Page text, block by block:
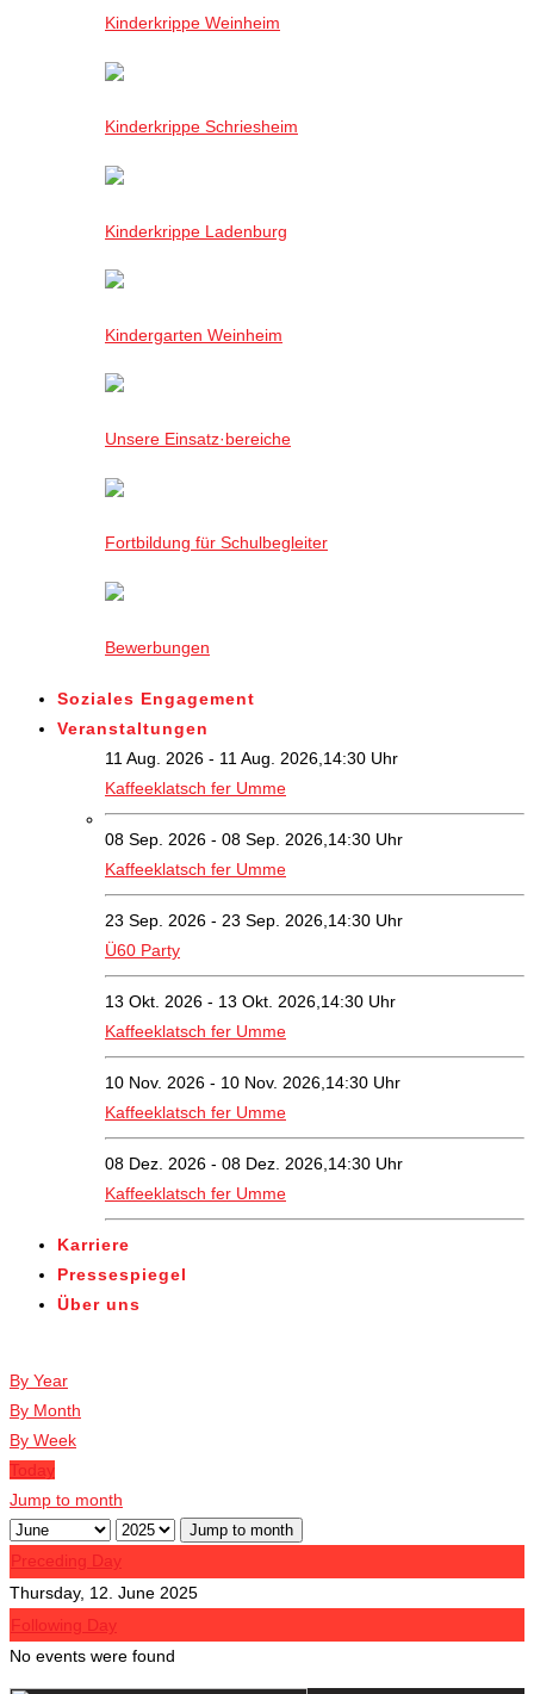
Kinderkrippe Weinheim
Kinderkrippe Schriesheim
Kinderkrippe Ladenburg
Kindergarten Weinheim
Unsere Einsatz·bereiche
Fortbildung für Schulbegleiter
Bewerbungen
Soziales Engagement
Veranstaltungen
11 Aug. 2026 - 11 Aug. 2026,14:30 Uhr
Kaffeeklatsch fer Umme
08 Sep. 2026 - 08 Sep. 2026,14:30 Uhr
Kaffeeklatsch fer Umme
23 Sep. 2026 - 23 Sep. 2026,14:30 Uhr
Ü60 Party
13 Okt. 2026 - 13 Okt. 2026,14:30 Uhr
Kaffeeklatsch fer Umme
10 Nov. 2026 - 10 Nov. 2026,14:30 Uhr
Kaffeeklatsch fer Umme
08 Dez. 2026 - 08 Dez. 2026,14:30 Uhr
Kaffeeklatsch fer Umme
Karriere
Pressespiegel
Über uns
By Year
By Month
By Week
Today
Jump to month
Jump to month
Preceding Day
Thursday, 12. June 2025
Following Day
No events were found